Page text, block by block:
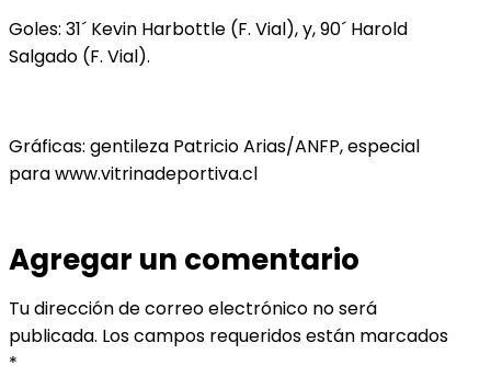
Goles: 31´ Kevin Harbottle (F. Vial), y, 90´ Harold
Salgado (F. Vial).
Gráficas: gentileza Patricio Arias/ANFP, especial
para www.vitrinadeportiva.cl
Agregar un comentario
Tu dirección de correo electrónico no será
publicada. Los campos requeridos están marcados
*